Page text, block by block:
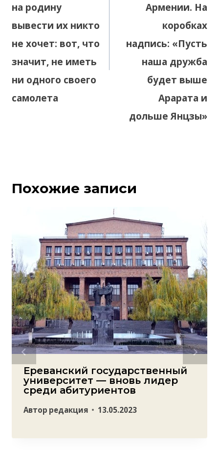
на родину
вывести их никто
не хочет: вот, что
значит, не иметь
ни одного своего
самолета
Армении. На
коробках
надпись: «Пусть
наша дружба
будет выше
Арарата и
дольше Янцзы»
Похожие записи
Ереванский государственный
университет — вновь лидер
среди абитуриентов
Автор редакция 13.05.2023